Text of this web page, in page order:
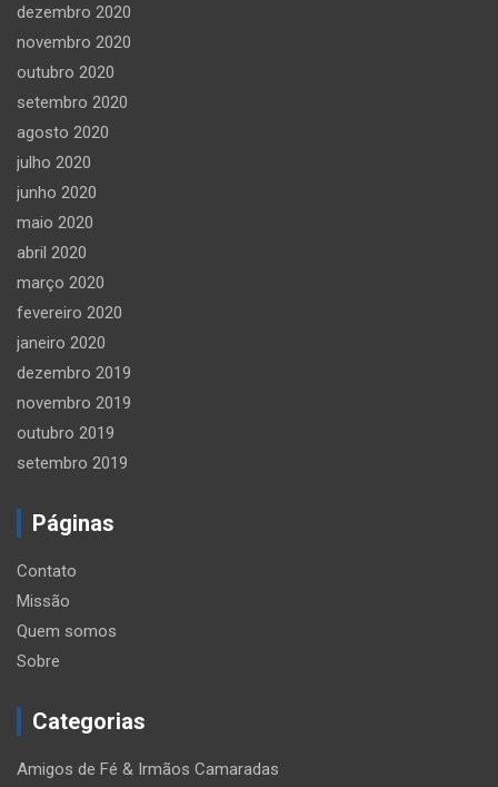
dezembro 2020
novembro 2020
outubro 2020
setembro 2020
agosto 2020
julho 2020
junho 2020
maio 2020
abril 2020
março 2020
fevereiro 2020
janeiro 2020
dezembro 2019
novembro 2019
outubro 2019
setembro 2019
Páginas
Contato
Missão
Quem somos
Sobre
Categorias
Amigos de Fé & Irmãos Camaradas